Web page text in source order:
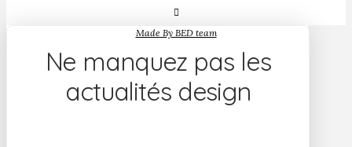
Made By BED team
Ne manquez pas les
actualités design